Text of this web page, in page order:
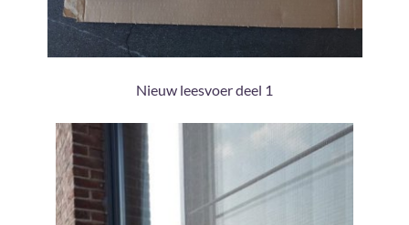
Nieuw leesvoer deel 1